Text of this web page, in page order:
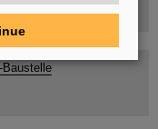
Baustelle